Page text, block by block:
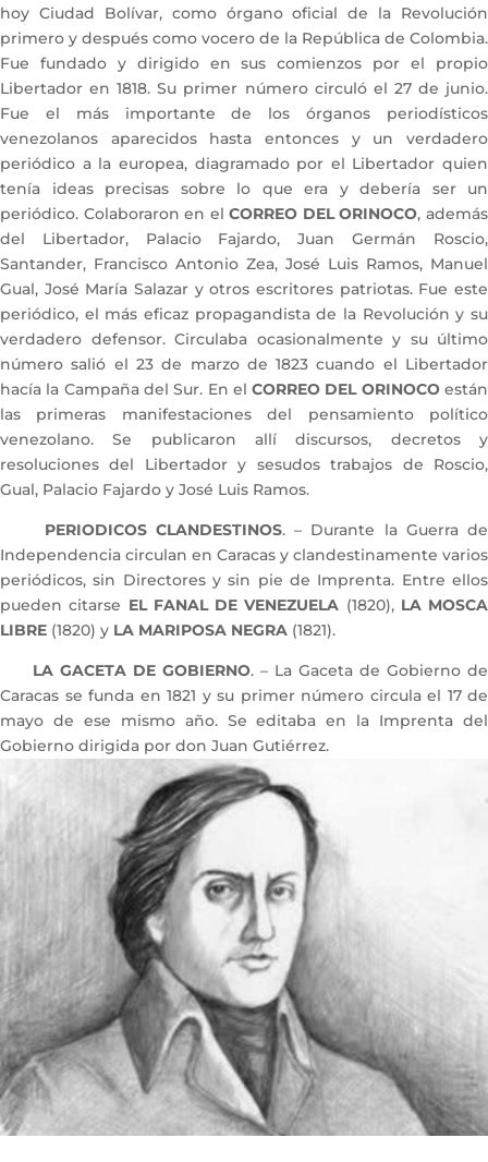
hoy Ciudad Bolívar, como órgano oficial de la Revolución
primero y después como vocero de la República de Colombia.
Fue fundado y dirigido en sus comienzos por el propio
Libertador en 1818. Su primer número circuló el 27 de junio.
Fue el más importante de los órganos periodísticos
venezolanos aparecidos hasta entonces y un verdadero
periódico a la europea, diagramado por el Libertador quien
tenía ideas precisas sobre lo que era y debería ser un
periódico. Colaboraron en elCORREO DEL ORINOCO, además
del Libertador, Palacio Fajardo, Juan Germán Roscio,
Santander, Francisco Antonio Zea, José Luis Ramos, Manuel
Gual, José María Salazar y otros escritores patriotas. Fue este
periódico, el más eficaz propagandista de la Revolución y su
verdadero defensor. Circulaba ocasionalmente y su último
número salió el 23 de marzo de 1823 cuando el Libertador
hacía la Campaña del Sur. En elCORREO DEL ORINOCOestán
las primeras manifestaciones del pensamiento político
venezolano. Se publicaron allí discursos, decretos y
resoluciones del Libertador y sesudos trabajos de Roscio,
Gual, Palacio Fajardo y José Luis Ramos.
PERIODICOS CLANDESTINOS. – Durante la Guerra de
Independencia circulan en Caracas y clandestinamente varios
periódicos, sin Directores y sin pie de Imprenta. Entre ellos
pueden citarse EL FANAL DE VENEZUELA (1820), LA MOSCA
LIBRE (1820) y LA MARIPOSA NEGRA (1821).
LA GACETA DE GOBIERNO. – La Gaceta de Gobierno de
Caracas se funda en 1821 y su primer número circula el 17 de
mayo de ese mismo año. Se editaba en la Imprenta del
Gobierno dirigida por don Juan Gutiérrez.